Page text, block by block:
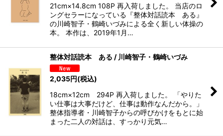
21cm×14.8cm 108P 再入荷しました。 当店のロ
ングセラーになっている『整体対話読本 ある』
の川崎智子・鶴崎いづみによる全く新しい体操の
本。 本作は、2019年1月…
整体対話読本 ある / 川崎智子・鶴崎いづみ
2,035円(税込)
18cm×12cm 294P 再入荷しました。 「やりた
い仕事は大事だけど、仕事は動作なんだから。」
整体指導者・川崎智子からの呼びかけをもとに始
まった二人の対話は、すっかり元気…